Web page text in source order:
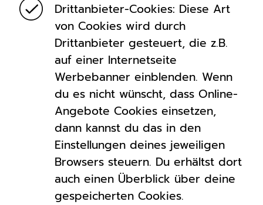
Drittanbieter-Cookies: Diese Art
von Cookies wird durch
Drittanbieter gesteuert, die z.B.
auf einer Internetseite
Werbebanner einblenden. Wenn
du es nicht wünscht, dass Online-
Angebote Cookies einsetzen,
dann kannst du das in den
Einstellungen deines jeweiligen
Browsers steuern. Du erhältst dort
auch einen Überblick über deine
gespeicherten Cookies.